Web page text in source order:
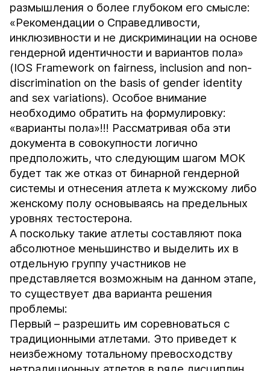
размышления о более глубоком его смысле:
«Рекомендации о Справедливости,
инклюзивности и не дискриминации на основе
гендерной идентичности и вариантов пола»
(IOS Framework on fairness, inclusion and non-
discrimination on the basis of gender identity
and sex variations). Особое внимание
необходимо обратить на формулировку:
«варианты пола»!!! Рассматривая оба эти
документа в совокупности логично
предположить, что следующим шагом МОК
будет так же отказ от бинарной гендерной
системы и отнесения атлета к мужскому либо
женскому полу основываясь на предельных
уровнях тестостерона.
А поскольку такие атлеты составляют пока
абсолютное меньшинство и выделить их в
отдельную группу участников не
представляется возможным на данном этапе,
то существует два варианта решения
проблемы:
Первый – разрешить им соревноваться с
традиционными атлетами. Это приведет к
неизбежному тотальному превосходству